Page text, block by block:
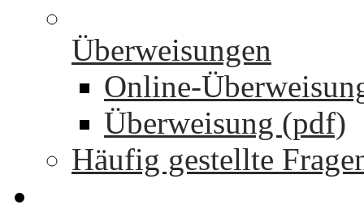
Überweisungen
Online-
Überweisung (pdf)
Häufig gestellte